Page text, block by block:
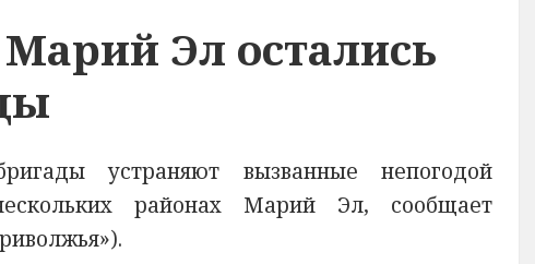
Эл остались
устраняют вызванные непогодой
районах Марий Эл, сообщает